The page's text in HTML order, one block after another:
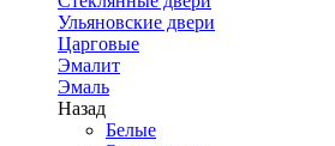
Ульяновские двери
Царговые
Эмалит
Эмаль
Назад
Белые